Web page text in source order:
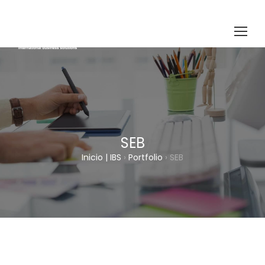
SEB
Inicio | IBS › Portfolio › SEB